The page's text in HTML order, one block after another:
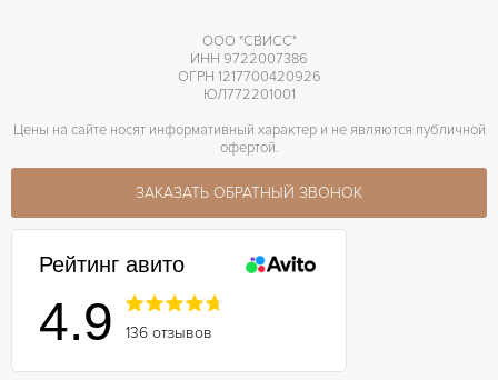
ООО "СВИСС"
ИНН 9722007386
ОГРН 1217700420926
ЮЛ772201001
Цены на сайте носят информативный характер и не являются публичной
офертой.
ЗАКАЗАТЬ ОБРАТНЫЙ ЗВОНОК
Рейтинг авито
4.9 136 отзывов